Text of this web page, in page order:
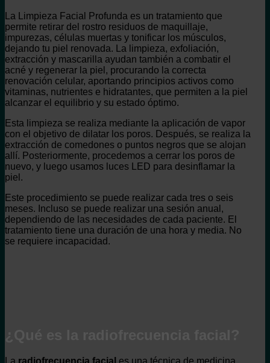
La Limpieza Facial Profunda es un tratamiento que
permite retirar del rostro residuos de maquillaje,
impurezas, células muertas y tonificar los músculos,
dejando tu piel renovada. La limpieza, exfoliación,
extracción y mascarilla ayudan también a combatir el
acné y regenerar la piel, procurando la correcta
renovación celular, aportando principios activos como
vitaminas, nutrientes e hidratantes, que permiten a la piel
alcanzar el equilibrio y su estado óptimo.
Esta limpieza se realiza mediante la aplicación de vapor
con el objetivo de dilatar los poros. Después, se realiza la
extracción de comedones o puntos negros que se alojan
allí. Posteriormente, procedemos a cerrar los poros de
nuevo, y luego usamos luces LED para desinflamar la
piel.
Este procedimiento se puede realizar cada tres o seis
meses. Incluso se puede realizar una sesión anual,
dependiendo de las necesidades de cada paciente. El
tratamiento tiene una duración de una hora y media. No
se requiere incapacidad.
La radiofrecuencia facial es una técnica de medicina